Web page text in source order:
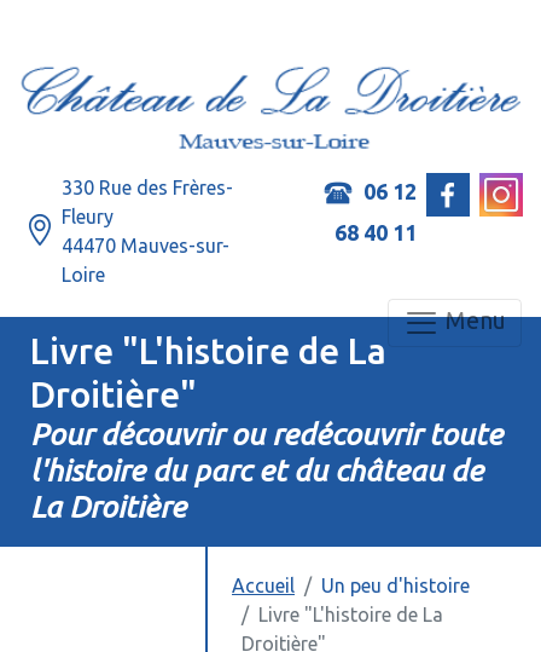
330 Rue des Frères-
Fleury
44470 Mauves-sur-
Loire
06 12
68 40 11
Menu
Livre "L'histoire de La
Droitière"
Pour découvrir ou redécouvrir toute
l'histoire du parc et du château de
La Droitière
Accueil
Un peu d'histoire
Livre "L'histoire de La
Droitière"